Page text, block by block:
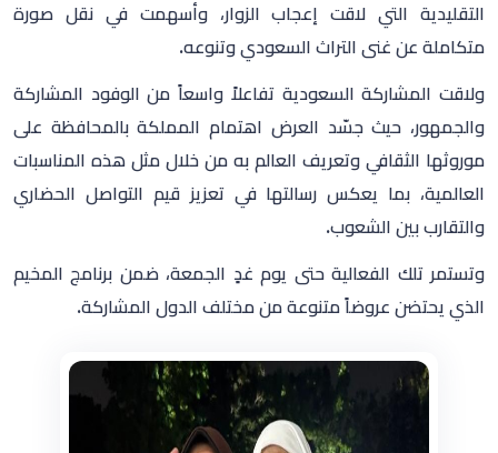
التقليدية التي لاقت إعجاب الزوار، وأسهمت في نقل صورة
متكاملة عن غنى التراث السعودي وتنوعه.
ولاقت المشاركة السعودية تفاعلاً واسعاً من الوفود المشاركة
والجمهور، حيث جسّد العرض اهتمام المملكة بالمحافظة على
موروثها الثقافي وتعريف العالم به من خلال مثل هذه المناسبات
العالمية، بما يعكس رسالتها في تعزيز قيم التواصل الحضاري
والتقارب بين الشعوب.
وتستمر تلك الفعالية حتى يوم غدٍ الجمعة، ضمن برنامج المخيم
الذي يحتضن عروضاً متنوعة من مختلف الدول المشاركة.